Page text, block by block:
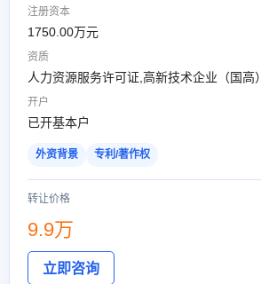
注册资本
1750.00万元
资质
人力资源服务许可证,高新技术企业（国高）
开户
已开基本户
外资背景 专利/著作权
转让价格
9.9万
立即咨询